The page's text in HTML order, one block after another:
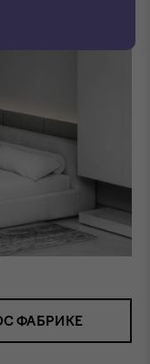
ФАБРИКЕ